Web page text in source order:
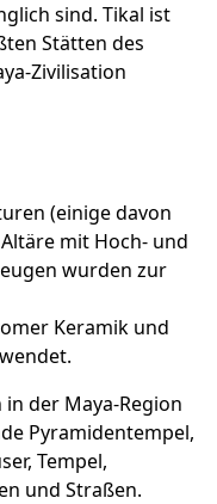
sind. Tikal ist
Stätten des
Zivilisation
(einige davon
mit Hoch- und
wurden zur
Keramik und
der Maya-Region
Pyramidentempel,
Tempel,
und Straßen.